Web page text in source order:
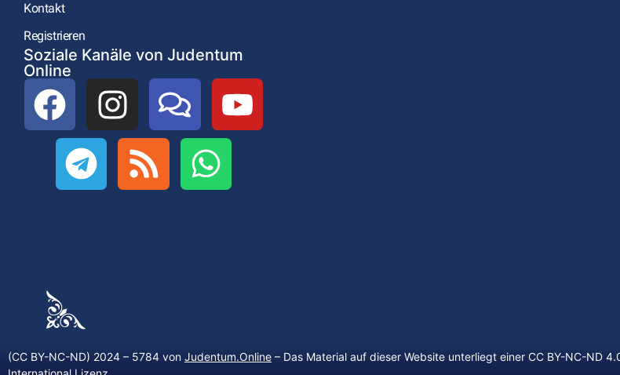
Kontakt
Registrieren
Soziale Kanäle von Judentum
Online
(CC BY-NC-ND) 2024 – 5784 von Judentum.Online – Das Material auf dieser Website unterliegt einer CC BY-NC-ND